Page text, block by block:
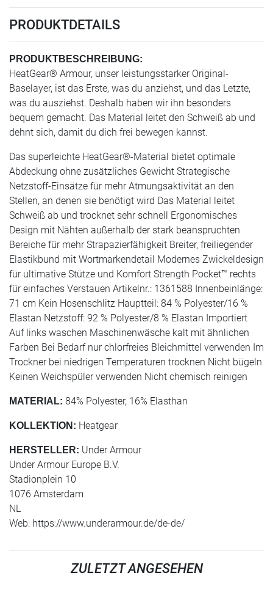
PRODUKTDETAILS
PRODUKTBESCHREIBUNG:
HeatGear® Armour, unser leistungsstarker Original-
Baselayer, ist das Erste, was du anziehst, und das Letzte,
was du ausziehst. Deshalb haben wir ihn besonders
bequem gemacht. Das Material leitet den Schweiß ab und
dehnt sich, damit du dich frei bewegen kannst.
Das superleichte HeatGear®-Material bietet optimale
Abdeckung ohne zusätzliches Gewicht Strategische
Netzstoff-Einsätze für mehr Atmungsaktivität an den
Stellen, an denen sie benötigt wird Das Material leitet
Schweiß ab und trocknet sehr schnell Ergonomisches
Design mit Nähten außerhalb der stark beanspruchten
Bereiche für mehr Strapazierfähigkeit Breiter, freiliegender
Elastikbund mit Wortmarkendetail Modernes Zwickeldesign
für ultimative Stütze und Komfort Strength Pocket™ rechts
für einfaches Verstauen Artikelnr.: 1361588 Innenbeinlänge:
71 cm Kein Hosenschlitz Hauptteil: 84 % Polyester/16 %
Elastan Netzstoff: 92 % Polyester/8 % Elastan Importiert
Auf links waschen Maschinenwäsche kalt mit ähnlichen
Farben Bei Bedarf nur chlorfreies Bleichmittel verwenden Im
Trockner bei niedrigen Temperaturen trocknen Nicht bügeln
Keinen Weichspüler verwenden Nicht chemisch reinigen
MATERIAL: 84% Polyester, 16% Elasthan
KOLLEKTION: Heatgear
HERSTELLER: Under Armour
Under Armour Europe B.V.
Stadionplein 10
1076 Amsterdam
NL
Web: https://www.underarmour.de/de-de/
ZULETZT ANGESEHEN